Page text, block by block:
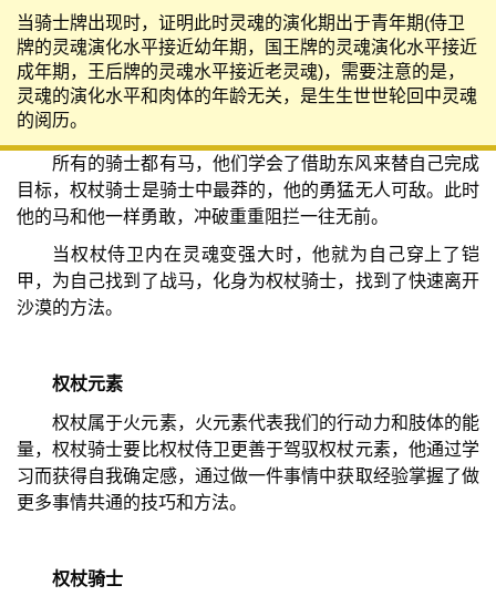
当骑士牌出现时，证明此时灵魂的演化期出于青年期(侍卫
牌的灵魂演化水平接近幼年期，国王牌的灵魂演化水平接近
成年期，王后牌的灵魂水平接近老灵魂)，需要注意的是，
灵魂的演化水平和肉体的年龄无关，是生生世世轮回中灵魂
的阅历。
所有的骑士都有马，他们学会了借助东风来替自己完成
目标，权杖骑士是骑士中最莽的，他的勇猛无人可敌。此时
他的马和他一样勇敢，冲破重重阻拦一往无前。
当权杖侍卫内在灵魂变强大时，他就为自己穿上了铠
甲，为自己找到了战马，化身为权杖骑士，找到了快速离开
沙漠的方法。
权杖元素
权杖属于火元素，火元素代表我们的行动力和肢体的能
量，权杖骑士要比权杖侍卫更善于驾驭权杖元素，他通过学
习而获得自我确定感，通过做一件事情中获取经验掌握了做
更多事情共通的技巧和方法。
权杖骑士